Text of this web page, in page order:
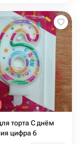
торта С днём
цифра 6